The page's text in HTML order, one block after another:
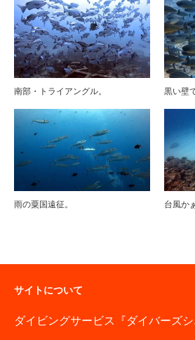
南部・トライアングル。 黒い壁
雨の粟国遠征。 台風か
サイトについて
ダイビングサービス『ダイバーズ